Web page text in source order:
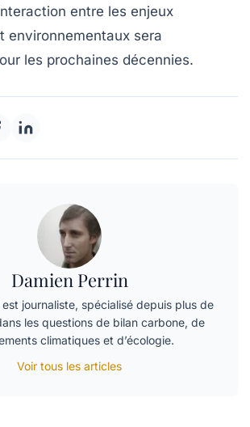
entre les enjeux
environnementaux sera
les prochaines décennies.
Damien Perrin
est journaliste, spécialisé depuis plus de
les questions de bilan carbone, de
climatiques et d’écologie.
Voir tous les articles